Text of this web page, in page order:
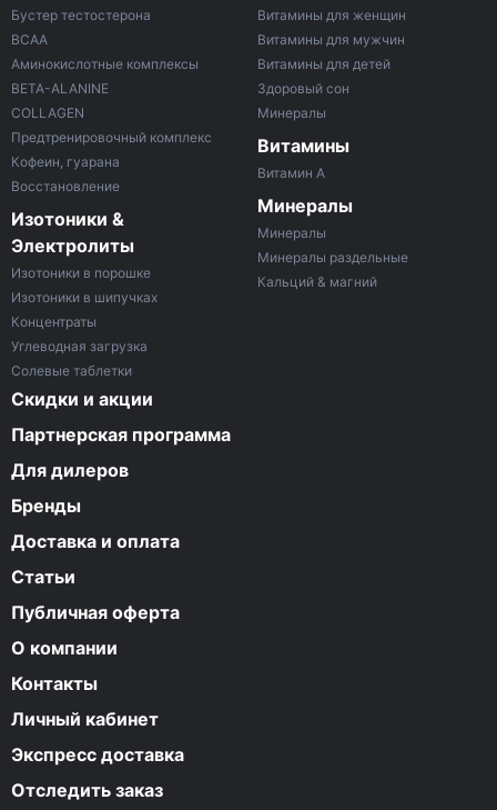
Бустер тестостерона
ВСАА
Аминокислотные комплексы
BETA-ALANINE
COLLAGEN
Предтренировочный комплекс
Кофеин, гуарана
Восстановление
Изотоники &
Электролиты
Изотоники в порошке
Изотоники в шипучках
Концентраты
Углеводная загрузка
Солевые таблетки
Витамины для женщин
Витамины для мужчин
Витамины для детей
Здоровый сон
Минералы
Витамины
Витамин A
Минералы
Минералы
Минералы раздельные
Кальций & магний
Скидки и акции
Партнерская программа
Для дилеров
Бренды
Доставка и оплата
Статьи
Публичная оферта
О компании
Контакты
Личный кабинет
Экспресс доставка
Отследить заказ